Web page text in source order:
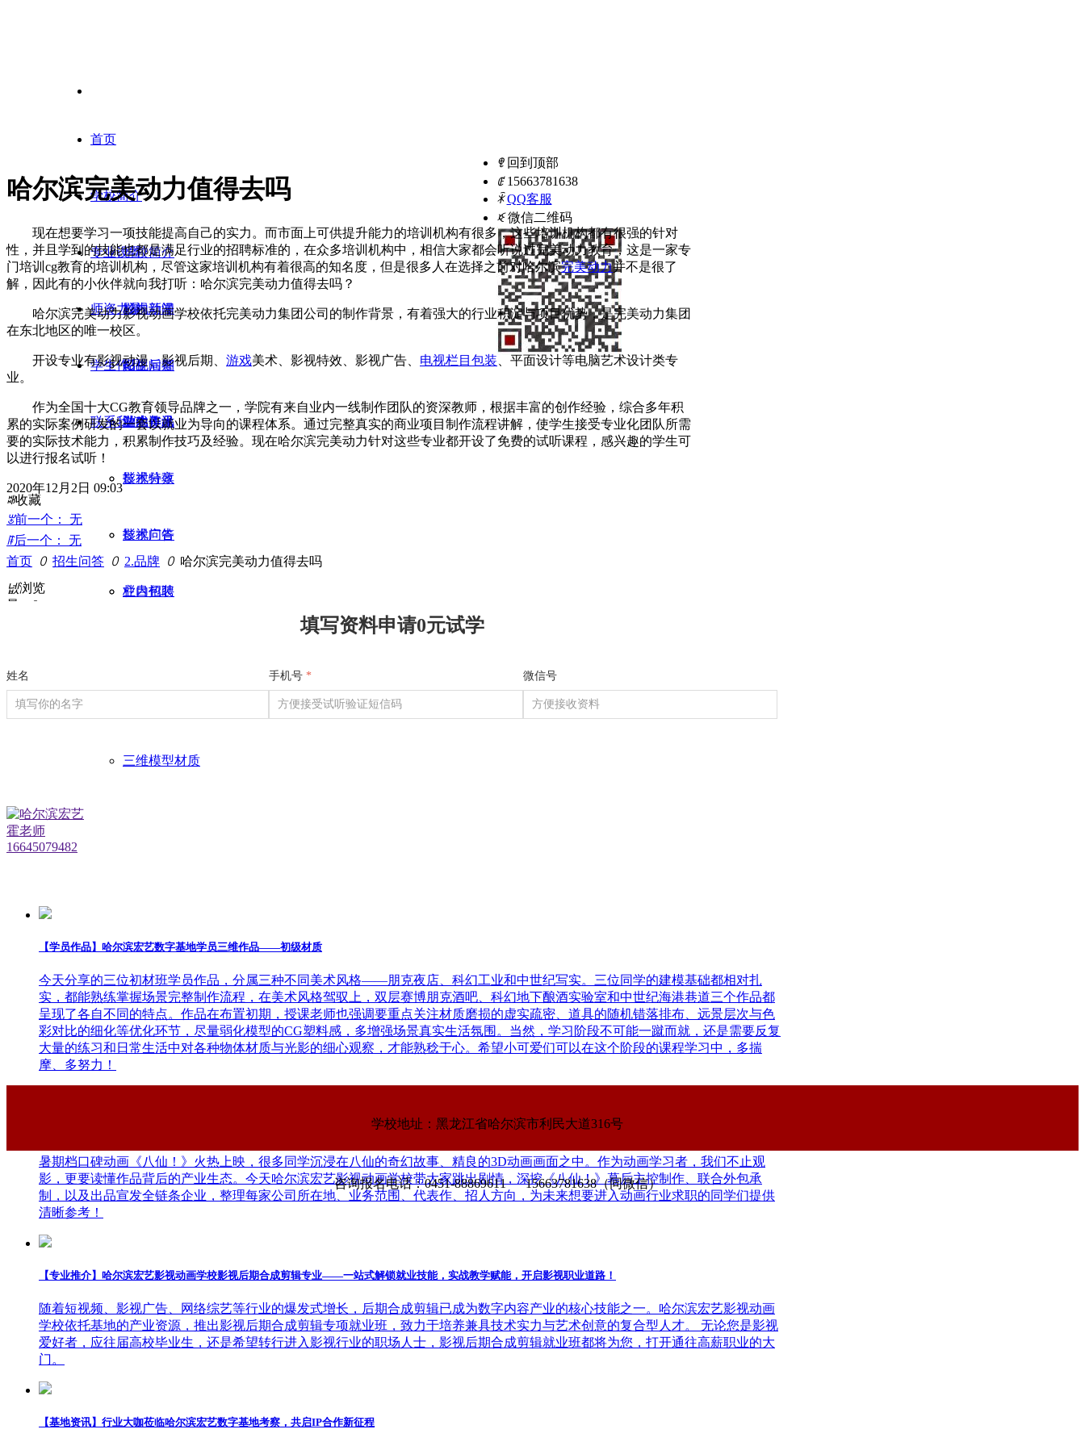
首页
学校简介
学校简介
校内新闻
招生问答
业内资讯
专业设置
影视动漫
影视后期
游戏美术
影视特效
影视广告
栏目包装
三维模型材质
师资力量
学生作品
学生作品
技术分享
技术问答
业内招聘
联系我们
ꁸ 回到顶部
ꂅ 15663781638
ꁗ QQ客服
ꀥ 微信二维码
哈尔滨完美动力值得去吗
现在想要学习一项技能提高自己的实力。而市面上可供提升能力的培训机构有很多，这些培训机构都有很强的针对
性，并且学到的技能也都是满足行业的招聘标准的，在众多培训机构中，相信大家都会听说过完美动力教育，这是一家专
门培训cg教育的培训机构，尽管这家培训机构有着很高的知名度，但是很多人在选择之前对哈尔滨完美动力并不是很了
解，因此有的小伙伴就向我打听：哈尔滨完美动力值得去吗？
哈尔滨完美动力影视动画学校依托完美动力集团公司的制作背景，有着强大的行业积淀与项目优势，是完美动力集团
在东北地区的唯一校区。
开设专业有影视动漫、影视后期、 游戏美术、影视特效、影视广告、 电视栏目包装 、平面设计等电脑艺术设计类专
业。
作为全国十大CG教育领导品牌之一，学院有来自业内一线制作团队的资深教师，根据丰富的创作经验，综合多年积
累的实际案例研发的一套以就业为导向的课程体系。通过完整真实的商业项目制作流程讲解，使学生接受专业化团队所需
要的实际技术能力，积累制作技巧及经验。现在哈尔滨完美动力针对这些专业都开设了免费的试听课程，感兴趣的学生可
以进行报名试听！
2020年12月2日 09:03
ꄀ收藏
ꂃ前一个：
无
ꁹ后一个：
无
首页 ꄲ 招生问答 ꄲ 2.品牌 ꄲ 哈尔滨完美动力值得去吗
넶浏览
量：
0
填写资料申请0元试学
姓名 手机号 * 微信号
【学员作品】哈尔滨宏艺数字基地学员三维作品——初级材质
今天分享的三位初材班学员作品，分属三种不同美术风格——朋克夜店、科幻工业和中世纪写实。三位同学的建模基础都相对扎
实，都能熟练掌握场景完整制作流程，在美术风格驾驭上，双层赛博朋克酒吧、科幻地下酿酒实验室和中世纪海港巷道三个作品都
呈现了各自不同的特点。作品在布置初期，授课老师也强调要重点关注材质磨损的虚实疏密、道具的随机错落排布、远景层次与色
彩对比的细化等优化环节，尽量弱化模型的CG塑料感，多增强场景真实生活氛围。当然，学习阶段不可能一蹴而就，还是需要反复
大量的练习和日常生活中对各种物体材质与光影的细心观察，才能熟稔于心。希望小可爱们可以在这个阶段的课程学习中，多揣
摩、多努力！
【干货分享】哈尔滨宏艺影视动画学校拆解暑期黑马《八仙！》幕后阵容！动画专业学子求职必看动画公司清单
暑期档口碑动画《八仙！》火热上映，很多同学沉浸在八仙的奇幻故事、精良的3D动画画面之中。作为动画学习者，我们不止观
影，更要读懂作品背后的产业生态。今天哈尔滨宏艺影视动画学校带大家跳出剧情，深挖《八仙！》幕后主控制作、联合外包承
制，以及出品宣发全链条企业，整理每家公司所在地、业务范围、代表作、招人方向，为未来想要进入动画行业求职的同学们提供
清晰参考！
【专业推介】哈尔滨宏艺影视动画学校影视后期合成剪辑专业——一站式解锁就业技能，实战教学赋能，开启影视职业道路！
随着短视频、影视广告、网络综艺等行业的爆发式增长，后期合成剪辑已成为数字内容产业的核心技能之一。哈尔滨宏艺影视动画
学校依托基地的产业资源，推出影视后期合成剪辑专项就业班，致力于培养兼具技术实力与艺术创意的复合型人才。 无论您是影视
爱好者，应往届高校毕业生，还是希望转行进入影视行业的职场人士，影视后期合成剪辑就业班都将为您，打开通往高薪职业的大
门。
【基地资讯】行业大咖莅临哈尔滨宏艺数字基地考察，共启IP合作新征程
学校地址：黑龙江省哈尔滨市利民大道316号
咨询报名电话：0451-88869611 15663781638（同微信）